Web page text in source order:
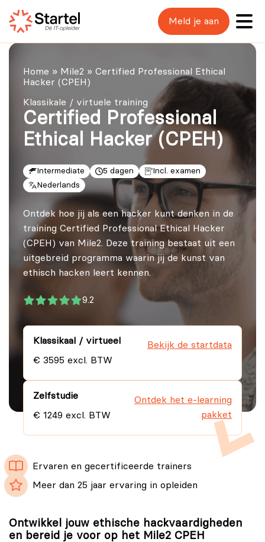
Meld je aan
Home » Mile2 » Certified Professional Ethical
Hacker (CPEH)
Klassikale / virtuele training
Certified Professional
Ethical Hacker (CPEH)
Intermediate 5 dagen
Incl. examen
Nederlands
Ontdek hoe jij als een hacker kunt denken in de
training Certified Professional Ethical Hacker
(CPEH) van Mile2. Deze training bestaat uit een
uitgebreid programma waarin jij de kunst van
ethisch hacken leert kennen.
9.2
Klassikaal / virtueel
€ 3595 excl. BTW
Bekijk de startdata
Zelfstudie
€ 1249 excl. BTW
Ontdek het e-learning
pakket
Ervaren en gecertificeerde trainers
Meer dan 25 jaar ervaring in opleiden
Ontwikkel jouw ethische hackvaardigheden
en bereid je voor op het Mile2 CPEH